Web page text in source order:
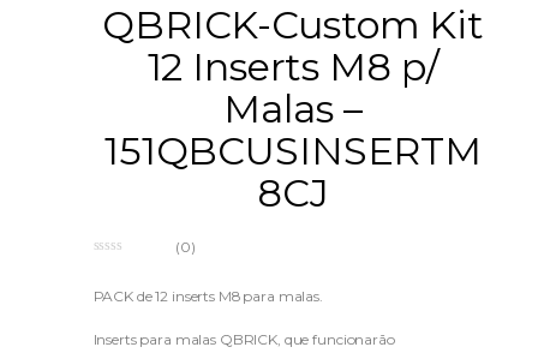
QBRICK-Custom Kit
12 Inserts M8 p/
Malas –
151QBCUSINSERTM
8CJ
u
f
(0)
PACK de 12 inserts M8 para malas.
Inserts para malas QBRICK, que funcionarão